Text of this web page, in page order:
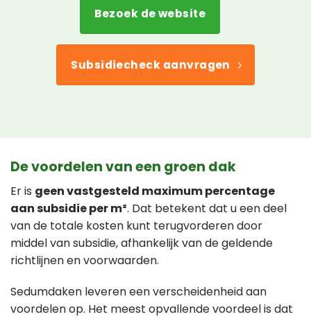
Bezoek de website
Subsidiecheck aanvragen
De voordelen van een groen dak
Er is geen vastgesteld maximum percentage
aan subsidie per m². Dat betekent dat u een deel
van de totale kosten kunt terugvorderen door
middel van subsidie, afhankelijk van de geldende
richtlijnen en voorwaarden.
Sedumdaken leveren een verscheidenheid aan
voordelen op. Het meest opvallende voordeel is dat